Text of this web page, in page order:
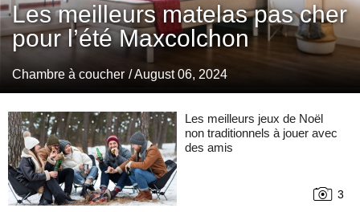
Les meilleurs matelas pas cher
pour l’été Maxcolchon
Chambre à coucher / August 06, 2024
Les meilleurs jeux de Noël
non traditionnels à jouer avec
des amis
3